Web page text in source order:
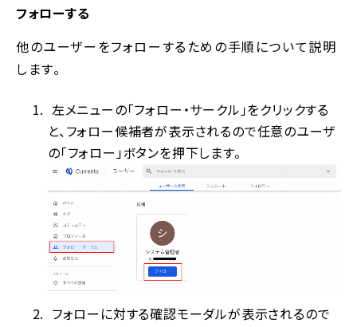
フォローする
他のユーザーをフォローするための手順について説明
します。
左メニューの「フォロー・サークル」をクリックする
と、フォロー候補者が表示されるので任意のユーザ
の「フォロー」ボタンを押下します。
フォローに対する確認モーダルが表示されるので